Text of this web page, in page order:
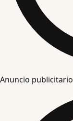
Anuncio publicitario